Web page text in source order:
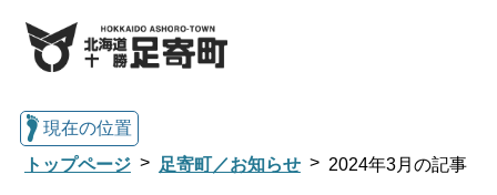
現在の位置
トップページ
足寄町／お知らせ 2024年3月の記事